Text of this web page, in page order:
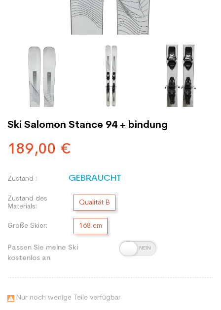
Ski Salomon Stance 94 + bindung
189,00 €
Zustand : GEBRAUCHT
Zustand des
Materials:
Qualität B
Größe Skier: 168 cm
Passen Sie meine Ski
kostenlos an
 Nur noch wenige Teile verfügbar